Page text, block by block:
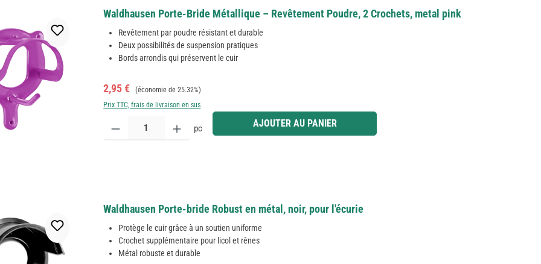
Waldhausen Porte-Bride Métallique – Revêtement Poudre, 2 Crochets, metal pink
Revêtement par poudre résistant et durable
Deux possibilités de suspension pratiques
Bords arrondis qui préservent le cuir
Prix de vente :
2,95 € Prix régulier :
(économie de 25.32%)
Prix TTC, frais de livraison en sus
Quantité de produit : Entrez la quantité souhaitée ou utilisez les boutons pour augmenter ou diminuer la quantité.
pc AJOUTER AU PANIER
Waldhausen Porte-bride Robust en métal, noir, pour l'écurie
Protège le cuir grâce à un soutien uniforme
Crochet supplémentaire pour licol et rênes
Métal robuste et durable